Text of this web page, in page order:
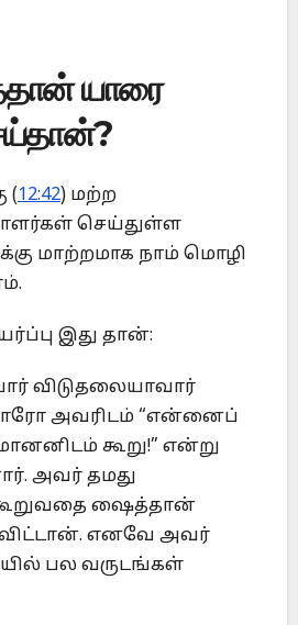
யாரை
(12:42) மற்ற
செய்துள்ள
மாற்றமாக நாம் மொழி
இது தான்:
விடுதலையாவார்
அவரிடம் “என்னைப்
கூறு!” என்று
அவர் தமது
ஷைத்தான்
எனவே அவர்
பல வருடங்கள்